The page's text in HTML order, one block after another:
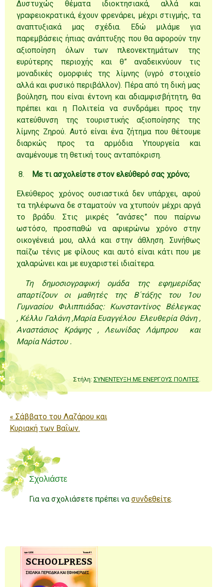
Δυστυχώς θέματα ιδιοκτησιακά, αλλά και
γραφειοκρατικά, έχουν φρενάρει, μέχρι στιγμής, τα
αναπτυξιακά μας σχέδια. Εδώ μιλάμε για
παρεμβάσεις ήπιας ανάπτυξης που θα αφορούν την
αξιοποίηση όλων των πλεονεκτημάτων της
ευρύτερης περιοχής και θ” αναδεικνύουν τις
μοναδικές ομορφιές της λίμνης (υγρό στοιχείο
αλλά και φυσικό περιβάλλον). Πέρα από τη δική μας
βούληση, που είναι έντονη και αδιαμφισβήτητη, θα
πρέπει και η Πολιτεία να συνδράμει προς την
κατεύθυνση της τουριστικής αξιοποίησης της
λίμνης Ζηρού. Αυτό είναι ένα ζήτημα που θέτουμε
διαρκώς προς τα αρμόδια Υπουργεία και
αναμένουμε τη θετική τους ανταπόκριση.
8. Με τι ασχολείστε στον ελεύθερό σας χρόνο;
Ελεύθερος χρόνος ουσιαστικά δεν υπάρχει, αφού
τα τηλέφωνα δε σταματούν να χτυπούν μέχρι αργά
το βράδυ. Στις μικρές “ανάσες” που παίρνω
ωστόσο, προσπαθώ να αφιερώνω χρόνο στην
οικογένειά μου, αλλά και στην άθληση. Συνήθως
παίζω τένις με φίλους και αυτό είναι κάτι που με
χαλαρώνει και με ευχαριστεί ιδιαίτερα.
Τη δημοσιογραφική ομάδα της εφημερίδας
απαρτίζουν οι μαθητές της Β΄τάξης του 1ου
Γυμνασίου Φιλιππιάδας: Κωνσταντίνος Βέλεγκας
, Κέλλυ Γαλάνη ,Μαρία ΕυαγγέλουΕλευθερία Θάνη ,
Αναστάσιος Κράψης, Λεωνίδας Λάμπρου και
Μαρία Νάστου .
Στήλη: ΣΥΝΕΝΤΕΥΞΗ ΜΕ ΕΝΕΡΓΟΥΣ ΠΟΛΙΤΕΣ
Πλοήγηση άρθρων
« Σάββατο του Λαζάρου και
Κυριακή των Βαΐων.
Σχολιάστε
Για να σχολιάσετε πρέπει νασυνδεθείτε.